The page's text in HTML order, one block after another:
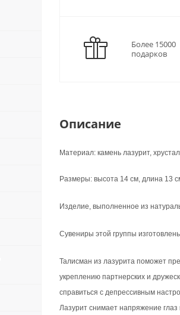
Более 15000
подарков
Описание
Материал: камень лазурит,
Размеры: высота 14 см, длина 13
Изделие, выполненное из
Сувениры этой группы
Талисман из лазурита поможет
укреплению партнерских и
справиться с депрессивным
Лазурит снимает напряжение